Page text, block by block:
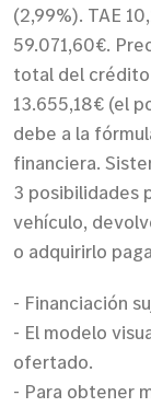
(2,99%). TAE
59.071,60€.
total del crédito
13.655,18€ (el
debe a la
financiera.
3 posibilidades
vehículo,
o adquirirlo
- Financiación
- El modelo
ofertado.
- Para obtener